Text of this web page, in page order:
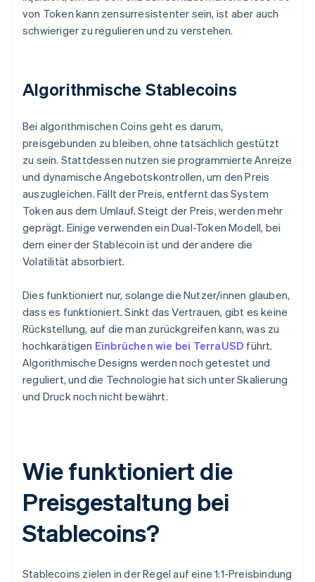
von Token kann zensurresistenter sein, ist aber auch
schwieriger zu regulieren und zu verstehen.
Algorithmische Stablecoins
Bei algorithmischen Coins geht es darum,
preisgebunden zu bleiben, ohne tatsächlich gestützt
zu sein. Stattdessen nutzen sie programmierte Anreize
und dynamische Angebotskontrollen, um den Preis
auszugleichen. Fällt der Preis, entfernt das System
Token aus dem Umlauf. Steigt der Preis, werden mehr
geprägt. Einige verwenden ein Dual-Token Modell, bei
dem einer der Stablecoin ist und der andere die
Volatilität absorbiert.
Dies funktioniert nur, solange die Nutzer/innen glauben,
dass es funktioniert. Sinkt das Vertrauen, gibt es keine
Rückstellung, auf die man zurückgreifen kann, was zu
hochkarätigen Einbrüchen wie bei TerraUSD führt.
Algorithmische Designs werden noch getestet und
reguliert, und die Technologie hat sich unter Skalierung
und Druck noch nicht bewährt.
Wie funktioniert die
Preisgestaltung bei
Stablecoins?
Stablecoins zielen in der Regel auf eine 1:1-Preisbindung